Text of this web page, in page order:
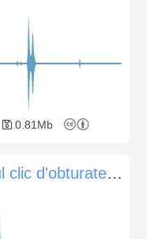
0.81Mb
Canon DOS D30 : un seul clic d'obturateur sans mise au point